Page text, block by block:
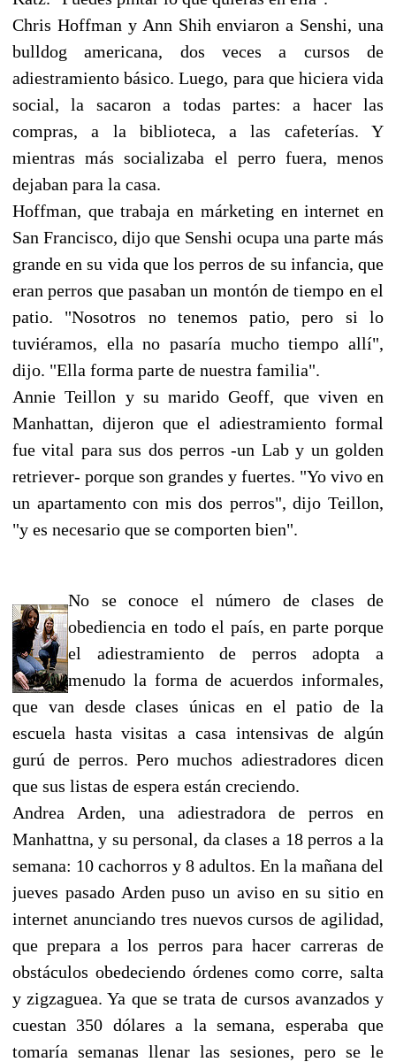
Chris Hoffman y Ann Shih enviaron a Senshi, una
bulldog americana, dos veces a cursos de
adiestramiento básico. Luego, para que hiciera vida
social, la sacaron a todas partes: a hacer las
compras, a la biblioteca, a las cafeterías. Y
mientras más socializaba el perro fuera, menos
dejaban para la casa.
Hoffman, que trabaja en márketing en internet en
San Francisco, dijo que Senshi ocupa una parte más
grande en su vida que los perros de su infancia, que
eran perros que pasaban un montón de tiempo en el
patio. "Nosotros no tenemos patio, pero si lo
tuviéramos, ella no pasaría mucho tiempo allí",
dijo. "Ella forma parte de nuestra familia".
Annie Teillon y su marido Geoff, que viven en
Manhattan, dijeron que el adiestramiento formal
fue vital para sus dos perros -un Lab y un golden
retriever- porque son grandes y fuertes. "Yo vivo en
un apartamento con mis dos perros", dijo Teillon,
"y es necesario que se comporten bien".
No se conoce el número de clases de
obediencia en todo el país, en parte porque
el adiestramiento de perros adopta a
menudo la forma de acuerdos informales,
que van desde clases únicas en el patio de la
escuela hasta visitas a casa intensivas de algún
gurú de perros. Pero muchos adiestradores dicen
que sus listas de espera están creciendo.
Andrea Arden, una adiestradora de perros en
Manhattna, y su personal, da clases a 18 perros a la
semana: 10 cachorros y 8 adultos. En la mañana del
jueves pasado Arden puso un aviso en su sitio en
internet anunciando tres nuevos cursos de agilidad,
que prepara a los perros para hacer carreras de
obstáculos obedeciendo órdenes como corre, salta
y zigzaguea. Ya que se trata de cursos avanzados y
cuestan 350 dólares a la semana, esperaba que
tomaría semanas llenar las sesiones, pero se le